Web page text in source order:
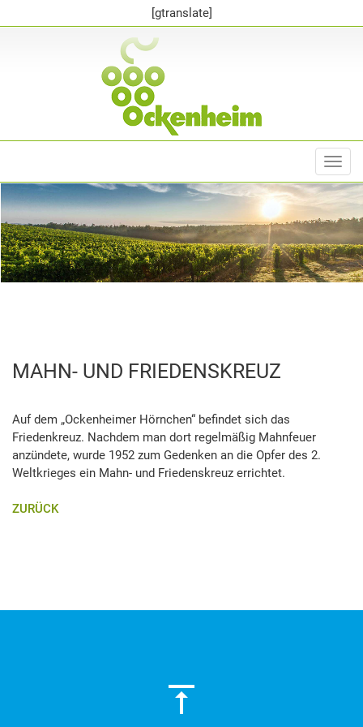
[gtranslate]
MAHN- UND FRIEDENSKREUZ
Auf dem „Ockenheimer Hörnchen“ befindet sich das
Friedenkreuz. Nachdem man dort regelmäßig Mahnfeuer
anzündete, wurde 1952 zum Gedenken an die Opfer des 2.
Weltkrieges ein Mahn- und Friedenskreuz errichtet.
ZURÜCK